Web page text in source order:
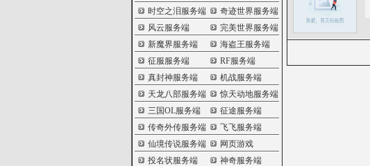
时空之泪服务端
奇迹世界服务端
风云服务端
完美世界服务端
新魔界服务端
海盗王服务端
征服服务端
RF服务端
真封神服务端
机战服务端
天龙八部服务端
惊天动地服务端
三国OL服务端
征途服务端
传奇外传服务端
飞飞服务端
仙境传说服务端
网页游戏
投名状服务端
神奇服务端